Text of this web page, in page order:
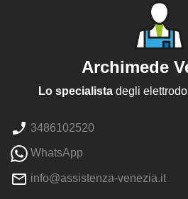
Archimede
Lo specialistadegli
3486102520
WhatsApp
info@assistenza-venezia.it